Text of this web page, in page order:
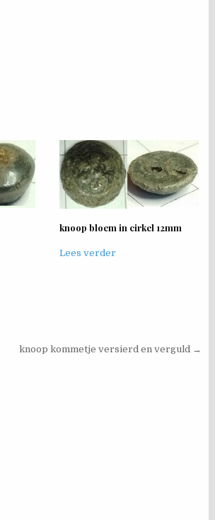
knoop bloem in cirkel 12mm
Lees verder
knoop kommetje versierd en verguld →